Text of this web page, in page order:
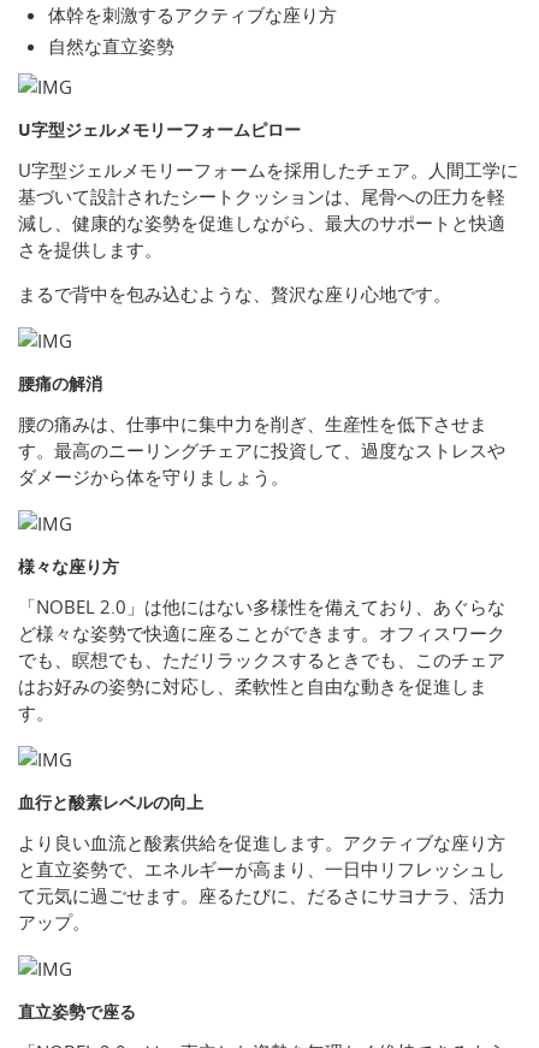
体幹を刺激するアクティブな座り方
自然な直立姿勢
U字型ジェルメモリーフォームピロー
U字型ジェルメモリーフォームを採用したチェア。人間工学に
基づいて設計されたシートクッションは、尾骨への圧力を軽
減し、健康的な姿勢を促進しながら、最大のサポートと快適
さを提供します。
まるで背中を包み込むような、贅沢な座り心地です。
腰痛の解消
腰の痛みは、仕事中に集中力を削ぎ、生産性を低下させま
す。最高のニーリングチェアに投資して、過度なストレスや
ダメージから体を守りましょう。
様々な座り方
「NOBEL 2.0」は他にはない多様性を備えており、あぐらな
ど様々な姿勢で快適に座ることができます。オフィスワーク
でも、瞑想でも、ただリラックスするときでも、このチェア
はお好みの姿勢に対応し、柔軟性と自由な動きを促進しま
す。
血行と酸素レベルの向上
より良い血流と酸素供給を促進します。アクティブな座り方
と直立姿勢で、エネルギーが高まり、一日中リフレッシュし
て元気に過ごせます。座るたびに、だるさにサヨナラ、活力
アップ。
直立姿勢で座る